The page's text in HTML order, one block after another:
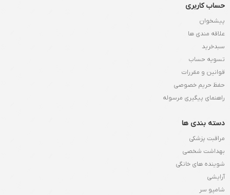
حساب کاربری
پیشخوان
علاقه مندی ها
سبدخرید
تسویه حساب
قوانین و مقررات
حفظ حریم خصوصی
راهنمای پیگیری مرسوله
دسته بندی ها
مراقبت پزشکی
بهداشت شخصی
شوینده های خانگی
آرایشی
شامپو سر